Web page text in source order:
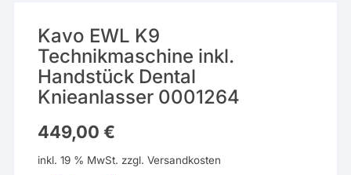
Kavo EWL K9
Technikmaschine inkl.
Handstück Dental
Knieanlasser 0001264
449,00€
inkl. 19 % MwSt. zzgl.Versandkosten